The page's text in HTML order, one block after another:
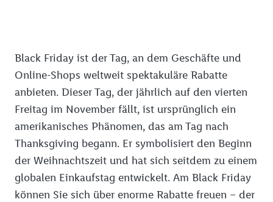
Black Friday ist der Tag, an dem Geschäfte und
Online-Shops weltweit spektakuläre Rabatte
anbieten. Dieser Tag, der jährlich auf den vierten
Freitag im November fällt, ist ursprünglich ein
amerikanisches Phänomen, das am Tag nach
Thanksgiving begann. Er symbolisiert den Beginn
der Weihnachtszeit und hat sich seitdem zu einem
globalen Einkaufstag entwickelt. Am Black Friday
können Sie sich über enorme Rabatte freuen – der